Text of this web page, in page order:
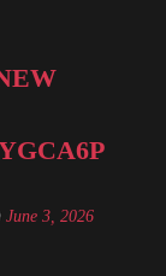
June 3, 2026